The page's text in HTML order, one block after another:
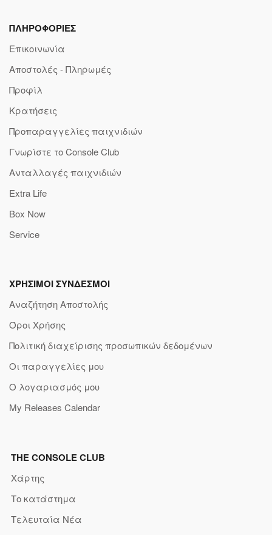
ΠΛΗΡΟΦΟΡΙΕΣ
Επικοινωνία
Αποστολές - Πληρωμές
Προφίλ
Κρατήσεις
Προπαραγγελίες παιχνιδιών
Γνωρίστε το Console Club
Ανταλλαγές παιχνιδιών
Extra Life
Box Now
Service
ΧΡΗΣΙΜΟΙ ΣΥΝΔΕΣΜΟΙ
Αναζήτηση Αποστολής
Όροι Χρήσης
Πολιτική διαχείρισης προσωπικών δεδομένων
Οι παραγγελίες μου
Ο λογαριασμός μου
My Releases Calendar
THE CONSOLE CLUB
Χάρτης
Το κατάστημα
Τελευταία Νέα